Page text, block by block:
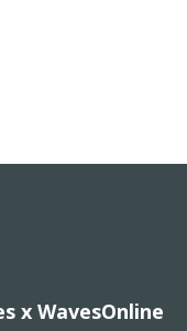
x WavesOnline